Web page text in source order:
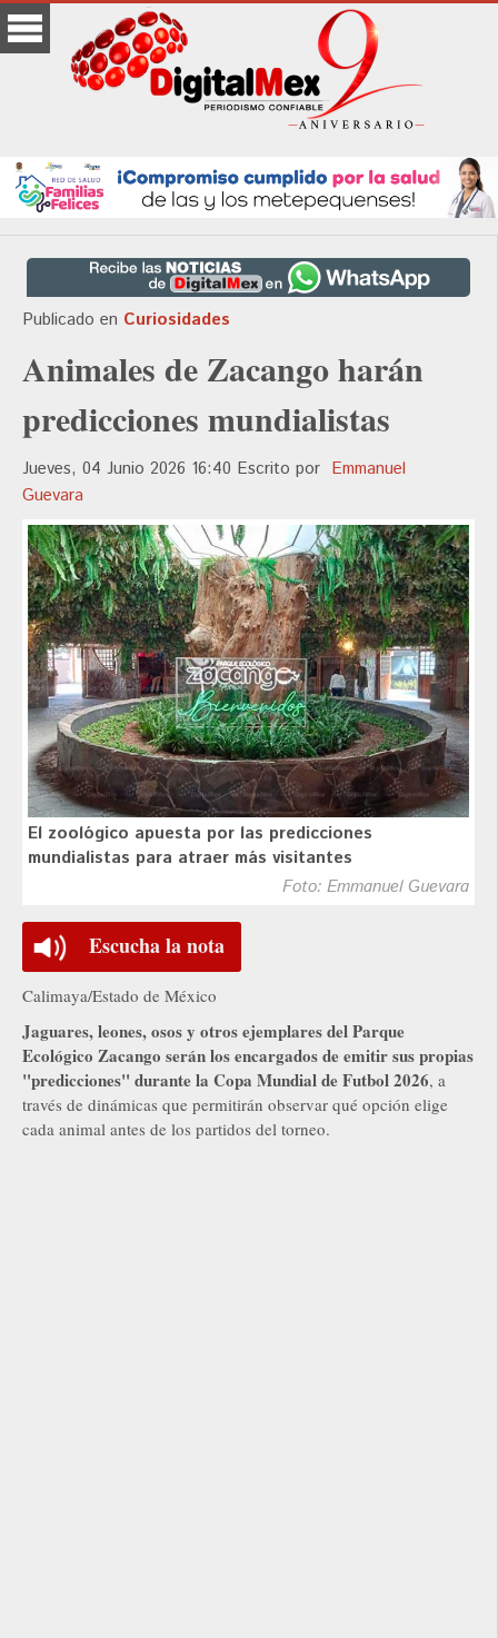
Publicado en Curiosidades
Animales de Zacango harán
predicciones mundialistas
Jueves, 04 Junio 2026 16:40 Escrito por Emmanuel
Guevara
El zoológico apuesta por las predicciones
mundialistas para atraer más visitantes
Foto: Emmanuel Guevara
Escucha la nota
Calimaya/Estado de México
Jaguares, leones, osos y otros ejemplares del Parque
Ecológico Zacango serán los encargados de emitir sus propias
"predicciones" durante la Copa Mundial de Futbol 2026, a
través de dinámicas que permitirán observar qué opción elige
cada animal antes de los partidos del torneo.